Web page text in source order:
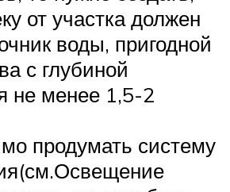
от участка должен
воды, пригодной
с глубиной
не менее 1,5-2
продумать систему